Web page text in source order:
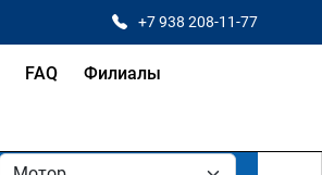
+7 938 208-11-77
FAQ Филиалы